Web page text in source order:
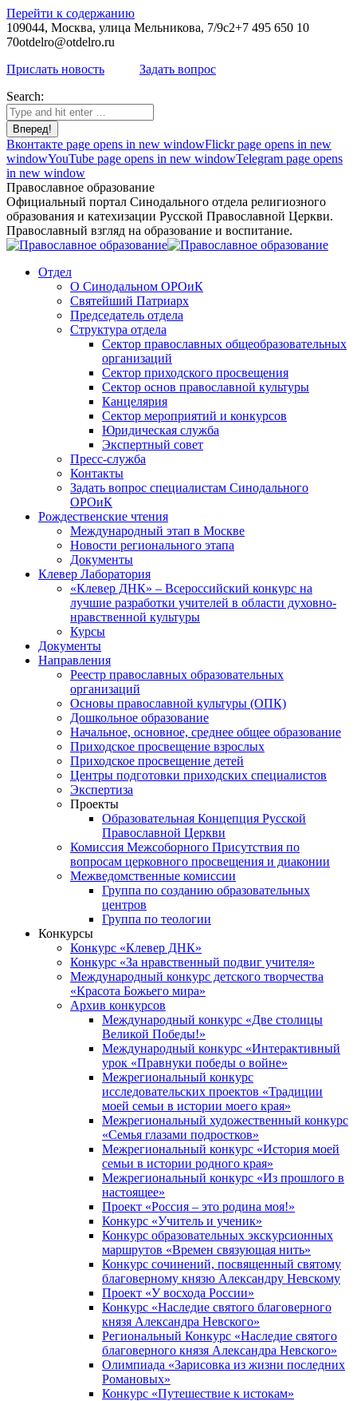
Перейти к содержанию
109044, Москва, улица Мельникова, 7/9с2+7 495 650 10
70otdelro@otdelro.ru
Прислать новость
Задать вопрос
Search:
Вконтакте page opens in new windowFlickr page opens in new
windowYouTube page opens in new windowTelegram page opens
in new window
Православное образование
Официальный портал Синодального отдела религиозного
образования и катехизации Русской Православной Церкви.
Православный взгляд на образование и воспитание.
Отдел
О Синодальном ОРОиК
Святейший Патриарх
Председатель отдела
Структура отдела
Сектор православных общеобразовательных
организаций
Сектор приходского просвещения
Сектор основ православной культуры
Канцелярия
Сектор мероприятий и конкурсов
Юридическая служба
Экспертный совет
Пресс-служба
Контакты
Задать вопрос специалистам Синодального
ОРОиК
Рождественские чтения
Международный этап в Москве
Новости регионального этапа
Документы
Клевер Лаборатория
«Клевер ДНК» – Всероссийский конкурс на
лучшие разработки учителей в области духовно-
нравственной культуры
Курсы
Документы
Направления
Реестр православных образовательных
организаций
Основы православной культуры (ОПК)
Дошкольное образование
Начальное, основное, среднее общее образование
Приходское просвещение взрослых
Приходское просвещение детей
Центры подготовки приходских специалистов
Экспертиза
Проекты
Образовательная Концепция Русской
Православной Церкви
Комиссия Межсоборного Присутствия по
вопросам церковного просвещения и диаконии
Межведомственные комиссии
Группа по созданию образовательных
центров
Группа по теологии
Конкурсы
Конкурс «Клевер ДНК»
Конкурс «За нравственный подвиг учителя»
Международный конкурс детского творчества
«Красота Божьего мира»
Архив конкурсов
Международный конкурс «Две столицы
Великой Победы!»
Международный конкурс «Интерактивный
урок «Правнуки победы о войне»
Межрегиональный конкурс
исследовательских проектов «Традиции
моей семьи в истории моего края»
Межрегиональный художественный конкурс
«Семья глазами подростков»
Межрегиональный конкурс «История моей
семьи в истории родного края»
Межрегиональный конкурс «Из прошлого в
настоящее»
Проект «Россия – это родина моя!»
Конкурс «Учитель и ученик»
Конкурс образовательных экскурсионных
маршрутов «Времен связующая нить»
Конкурс сочинений, посвященный святому
благоверному князю Александру Невскому
Проект «У восхода России»
Конкурс «Наследие святого благоверного
князя Александра Невского»
Региональный Конкурс «Наследие святого
благоверного князя Александра Невского»
Олимпиада «Зарисовка из жизни последних
Романовых»
Конкурс «Путешествие к истокам»